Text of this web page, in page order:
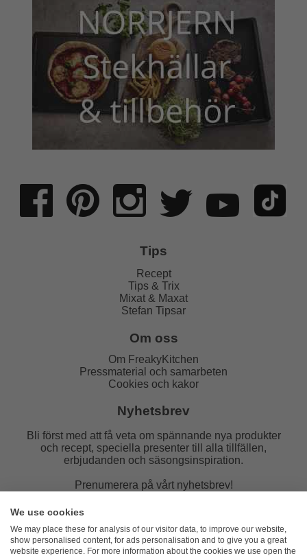
Tips
Recept
Tips & Trix
Mixat & Maxat
Stefan Tipsar
Om oss
Om FreakyKitchen
Pressmaterial och samarbeten
Cookies och kakor
Nyhetsbrev
Bli först med att få veta om spännande nya produkter
och recept, speciella presenter till alla tillfällen,
erbjudanden och säsongsinspiration.
Prenumerera på vårt nyhetsbrev!
E-post:
We use cookies
We may place these for analysis of our visitor data, to improve our website,
show personalised content, for ads personalisation and to give you a great
website experience. For more information about the cookies we use open the